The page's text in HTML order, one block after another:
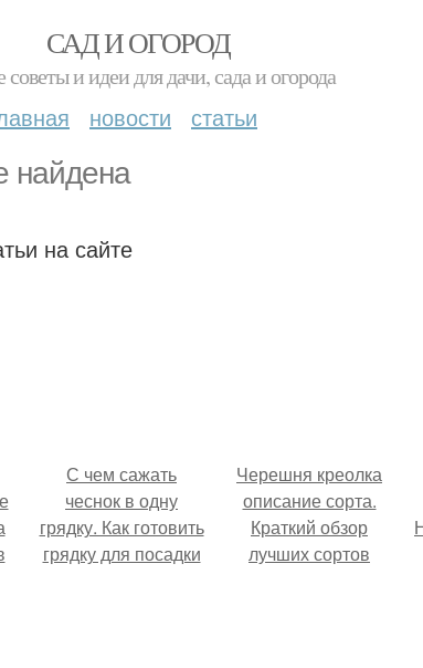
САД И ОГОРОД
и идеи для дачи, сада и огорода
новости статьи
найдена
на сайте
С чем сажать
чеснок в одну
грядку. Как готовить
грядку для посадки
Черешня креолка
описание сорта.
Краткий обзор
лучших сортов